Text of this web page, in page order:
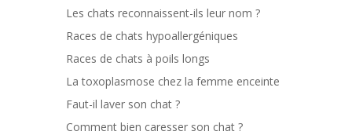
Les chats reconnaissent-ils leur nom ?
Races de chats hypoallergéniques
Races de chats à poils longs
La toxoplasmose chez la femme enceinte
Faut-il laver son chat ?
Comment bien caresser son chat ?